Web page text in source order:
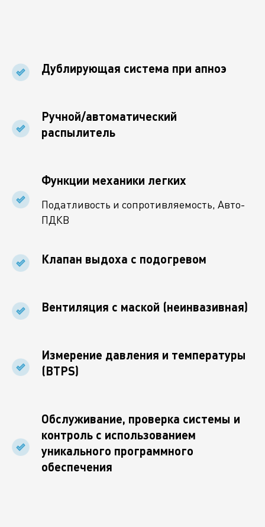
Дублирующая система при апноэ
Ручной/автоматический
распылитель
Функции механики легких
Податливость и сопротивляемость, Авто-
ПДКВ
Клапан выдоха с подогревом
Вентиляция с маской (неинвазивная)
Измерение давления и температуры
(BTPS)
Обслуживание, проверка системы и
контроль с использованием
уникального программного
обеспечения